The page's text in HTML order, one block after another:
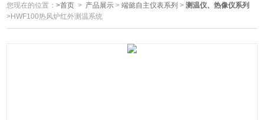
您现在的位置：>首页 > 产品展示 >端懿自主仪表系列 >测温仪、热像仪系列
>HWF100热风炉红外测温系统